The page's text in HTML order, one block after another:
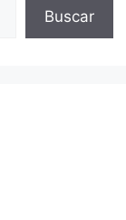
Buscar